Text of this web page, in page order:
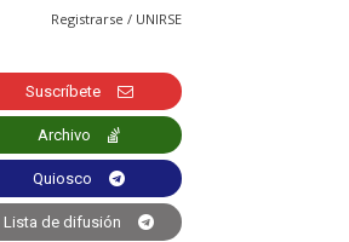
Registrarse / UNIRSE
Suscríbete
Archivo
Quiosco
Lista de difusión